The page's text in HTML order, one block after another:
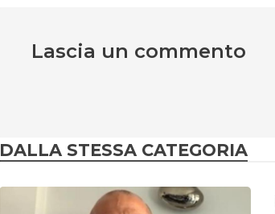
Lascia un commento
DALLA STESSA CATEGORIA